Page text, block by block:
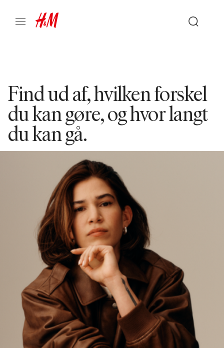
Find ud af, hvilken forskel
du kan gøre, og hvor langt
du kan gå.